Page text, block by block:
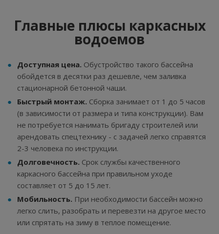
Главные плюсы каркасных
водоемов
Доступная цена. Обустройство такого бассейна
обойдется в десятки раз дешевле, чем заливка
стационарной бетонной чаши.
Быстрый монтаж. Сборка занимает от 1 до 5 часов
(в зависимости от размера и типа конструкции). Вам
не потребуется нанимать бригаду строителей или
арендовать спецтехнику - с задачей легко справятся
2-3 человека по инструкции.
Долговечность. Срок службы качественного
каркасного бассейна при правильном уходе
составляет от 5 до 15 лет.
Мобильность. При необходимости бассейн можно
легко слить, разобрать и перевезти на другое место
или спрятать на зиму в теплое помещение.